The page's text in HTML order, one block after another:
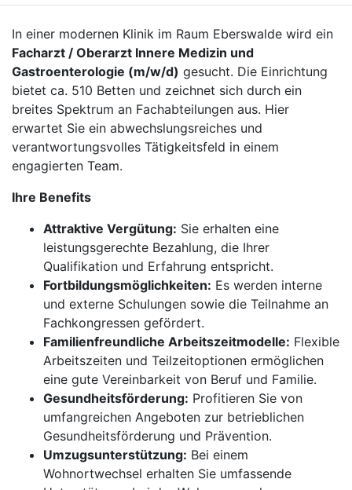
In einer modernen Klinik im Raum Eberswalde wird ein
Facharzt / Oberarzt Innere Medizin und
Gastroenterologie (m/w/d) gesucht. Die Einrichtung
bietet ca. 510 Betten und zeichnet sich durch ein
breites Spektrum an Fachabteilungen aus. Hier
erwartet Sie ein abwechslungsreiches und
verantwortungsvolles Tätigkeitsfeld in einem
engagierten Team.
Ihre Benefits
Attraktive Vergütung: Sie erhalten eine
leistungsgerechte Bezahlung, die Ihrer
Qualifikation und Erfahrung entspricht.
Fortbildungsmöglichkeiten: Es werden interne
und externe Schulungen sowie die Teilnahme an
Fachkongressen gefördert.
Familienfreundliche Arbeitszeitmodelle: Flexible
Arbeitszeiten und Teilzeitoptionen ermöglichen
eine gute Vereinbarkeit von Beruf und Familie.
Gesundheitsförderung: Profitieren Sie von
umfangreichen Angeboten zur betrieblichen
Gesundheitsförderung und Prävention.
Umzugsunterstützung: Bei einem
Wohnortwechsel erhalten Sie umfassende